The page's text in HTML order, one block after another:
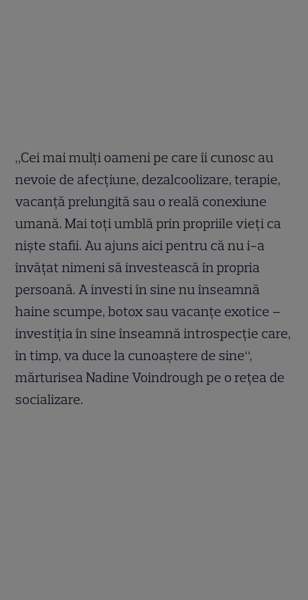
„Cei mai mulți oameni pe care îi cunosc au
nevoie de afecțiune, dezalcoolizare, terapie,
vacanță prelungită sau o reală conexiune
umană. Mai toți umblă prin propriile vieți ca
niște stafii. Au ajuns aici pentru că nu i-a
învățat nimeni să investească în propria
persoană. A investi în sine nu înseamnă
haine scumpe, botox sau vacanțe exotice –
investiția în sine înseamnă introspecție care,
în timp, va duce la cunoaștere de sine“,
mărturisea Nadine Voindrough pe o rețea de
socializare.